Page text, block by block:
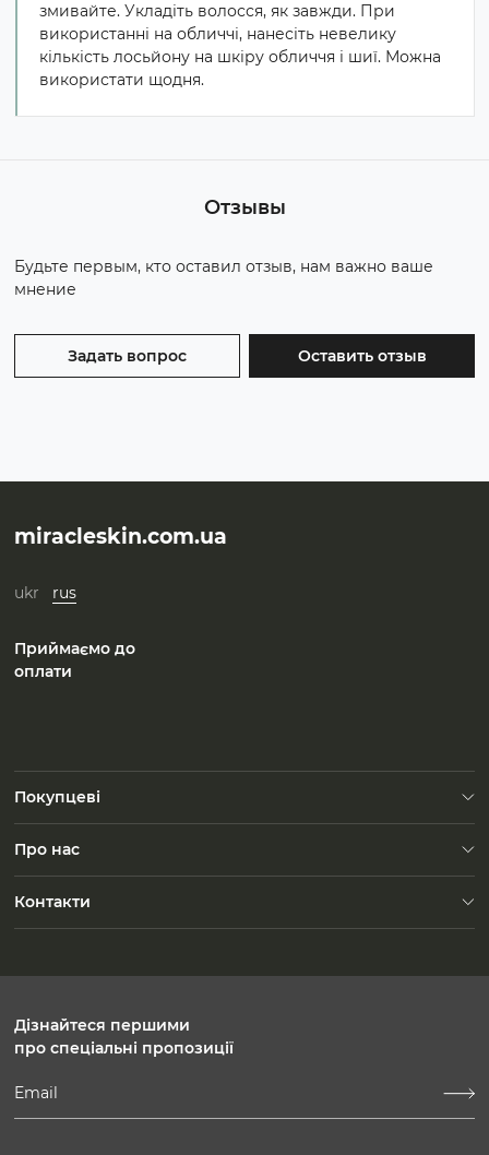
змивайте. Укладіть волосся, як завжди. При
використанні на обличчі, нанесіть невелику
кількість лосьйону на шкіру обличчя і шиї. Можна
використати щодня.
Отзывы
Будьте первым, кто оставил отзыв, нам важно ваше
мнение
Задать вопрос Оставить отзыв
miracleskin.com.ua
ukr rus
Приймаємо до
оплати
Покупцеві
Зворотний зв'язок
Про нас
Контакти
Пн-Пт: 10:00-19:00
Сб-Вс: 10:00-18:00
Дізнайтеся першими
про спеціальні пропозиції